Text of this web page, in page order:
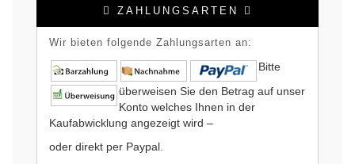
ZAHLUNGSARTEN
Wir bieten folgende Zahlungsarten an:
Bitte
überweisen Sie den Betrag auf unser
Konto welches Ihnen in der
Kaufabwicklung angezeigt wird –
oder direkt per Paypal.